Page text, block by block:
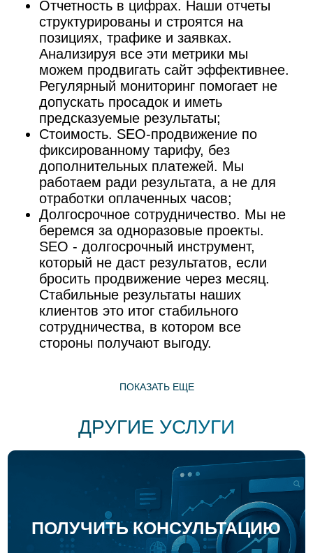
ПОКАЗАТЬ ЕЩЕ
ПОДРОБНЕЕ
ЗАКАЗАТЬ
SEO АУДИТ САЙТА
ЗАКАЗАТЬ
РАЗРАБОТКА САЙТА С НУЛЯ
ЗАКАЗАТЬ
ДОРАБОТКА САЙТА И УВЕЛИЧЕНИЕ
КОНВЕРСИЙ